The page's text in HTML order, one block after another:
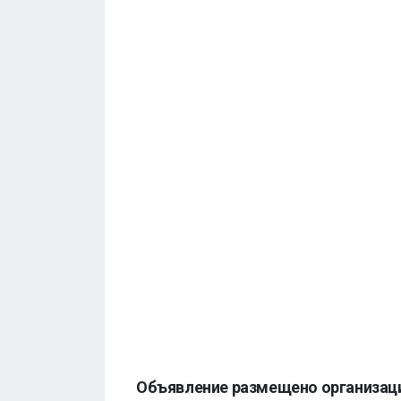
Объявление размещено